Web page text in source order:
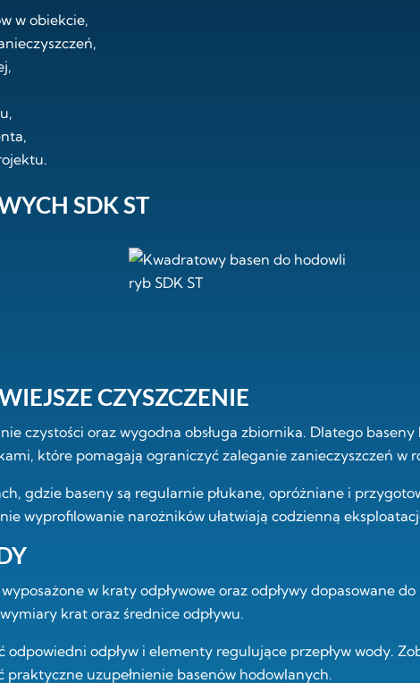
w obiekcie,
SDK ST
CZYSZCZENIE
czystości oraz wygodna obsługa zbiornika. Dlatego baseny
które pomagają ograniczyć zaleganie zanieczyszczeń w
gdzie baseny są regularnie płukane, opróżniane i
wyprofilowanie narożników ułatwiają codzienną
w kraty odpływowe oraz odpływy dopasowane
krat oraz średnice odpływu.
odpływ i elementy regulujące przepływ wody.
praktyczne uzupełnienie basenów hodowlanych.